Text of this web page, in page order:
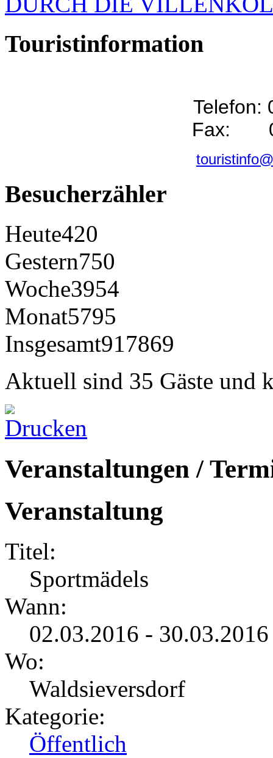
Touristinformation
Telefon:
Fax:
Besucherzähler
Heute420
Gestern750
Woche3954
Monat5795
Insgesamt917869
Aktuell sind 35 Gäste und
Veranstaltungen /
Veranstaltung
Titel:
Sportmädels
Wann:
02.03.2016 -
Wo:
Waldsieversdorf
Kategorie:
Öffentlich